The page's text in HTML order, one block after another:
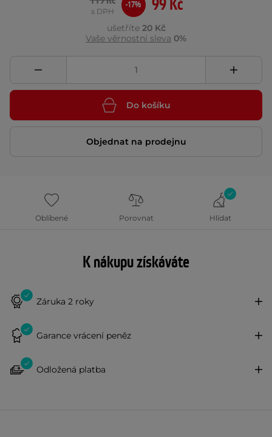
99 Kč
s DPH
-17%
ušetříte 20 Kč
Vaše věrnostní sleva 0%
Do košíku
Objednat na prodejnu
Oblíbené Porovnat Hlídat
K nákupu získáváte
Záruka 2 roky
Garance vrácení peněz
Odložená platba